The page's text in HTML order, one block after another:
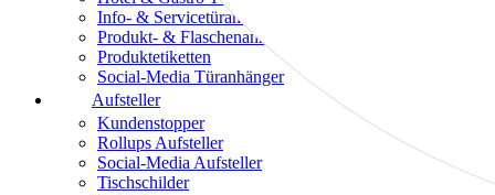
Info- & Servicetüranhänger
Produkt- & Flaschenanhänger
Produktetiketten
Social-Media Türanhänger
Aufsteller
Kundenstopper
Rollups Aufsteller
Social-Media Aufsteller
Tischschilder